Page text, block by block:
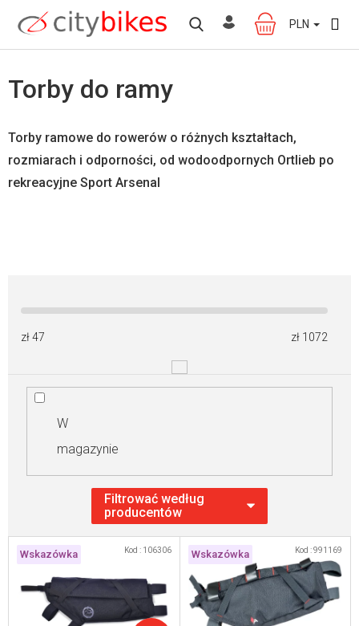
treści
KOSZYK
PLN
Torby do ramy
Torby ramowe do rowerów o różnych kształtach,
rozmiarach i odporności, od wodoodpornych Ortlieb po
rekreacyjne Sport Arsenal
zł47 zł 1072
W
magazynie
Wskazówka Kod : 106306 Wskazówka Kod :991169